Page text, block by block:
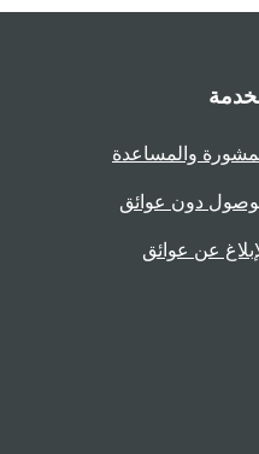
والمساعدة
دون عوائق
عن عوائق